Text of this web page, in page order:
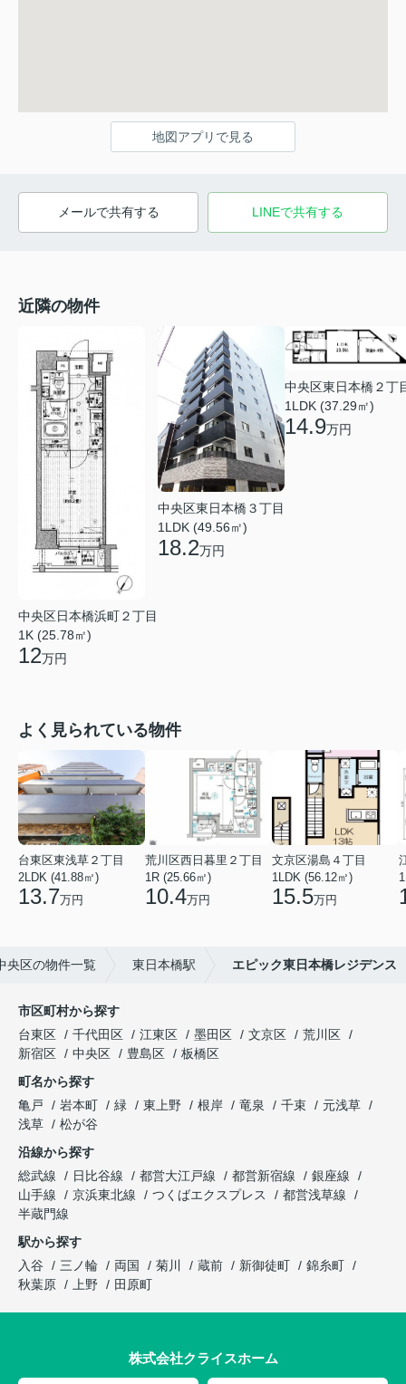
地図アプリで見る
メールで共有する LINEで共有する
近隣の物件
中央区日本橋浜町２丁目
1K (25.78㎡)
12万円
中央区東日本橋３丁目
1LDK (49.56㎡)
18.2万円
中央区東日本橋２丁
1LDK (37.29㎡)
14.9万円
よく見られている物件
台東区東浅草２丁目
2LDK (41.88㎡)
13.7万円
荒川区西日暮里２丁目
1R (25.66㎡)
10.4万円
文京区湯島４丁目
1LDK (56.12㎡)
15.5万円
央区の物件一覧 東日本橋駅 エピック東日本橋レジデンス
市区町村から探す
台東区
千代田区 江東区 墨田区 文京区
荒川区
新宿区
中央区 豊島区
板橋区
町名から探す
亀戸
岩本町 緑 東上野 根岸 竜泉 千束
元浅草
浅草
松が谷
沿線から探す
総武線
日比谷線 都営大江戸線 都営新宿線
銀座線
山手線
京浜東北線 つくばエクスプレス
都営浅草線
半蔵門線
駅から探す
入谷
三ノ輪 両国 菊川 蔵前 新御徒町
錦糸町
秋葉原
上野 田原町
株式会社クライスホーム